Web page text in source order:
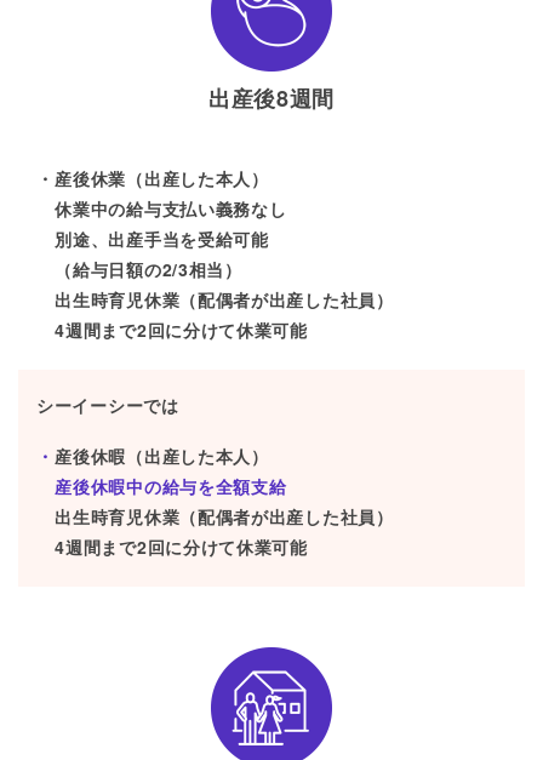
出産後8週間
産後休業（出産した本人）
休業中の給与支払い義務なし
別途、出産手当を受給可能
（給与日額の2/3相当）
出生時育児休業（配偶者が出産した社員）
4週間まで2回に分けて休業可能
シーイーシーでは
産後休暇（出産した本人）
産後休暇中の給与を全額支給
出生時育児休業（配偶者が出産した社員）
4週間まで2回に分けて休業可能